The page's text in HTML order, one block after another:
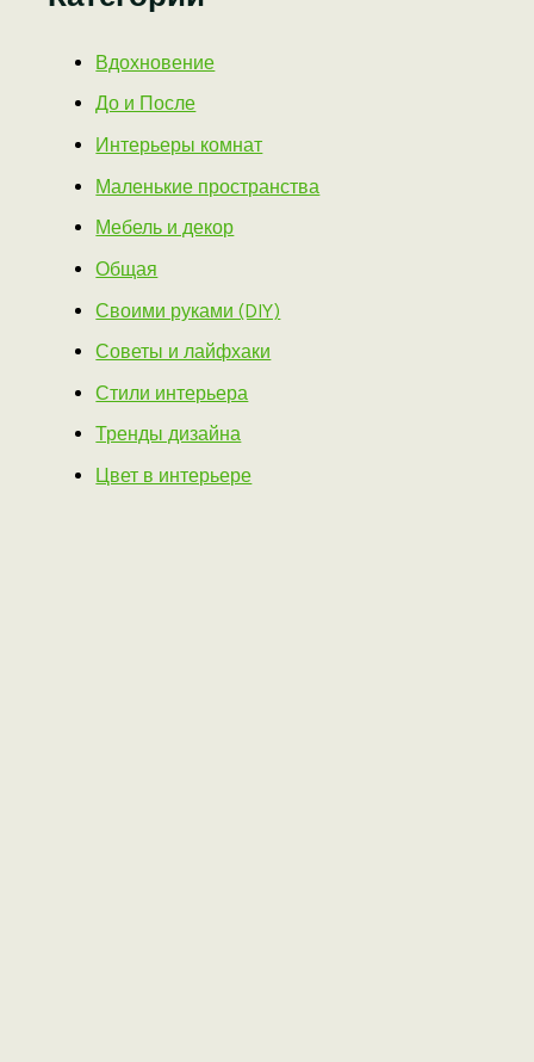
Вдохновение
До и После
Интерьеры комнат
Маленькие пространства
Мебель и декор
Общая
Своими руками (DIY)
Советы и лайфхаки
Стили интерьера
Тренды дизайна
Цвет в интерьере